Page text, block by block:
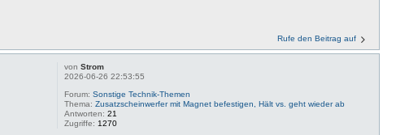
Rufe den Beitrag auf
vonStrom
2026-06-26 22:53:55
Forum:Sonstige Technik-Themen
Thema:Zusatzscheinwerfer mit Magnet befestigen, Hält vs. geht wieder ab
Antworten:21
Zugriffe: 1270